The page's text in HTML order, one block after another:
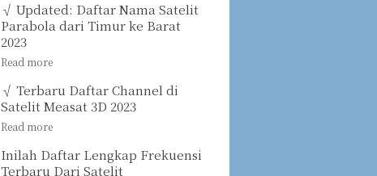
√ Updated: Daftar Nama Satelit
Parabola dari Timur ke Barat
2023
√ Terbaru Daftar Channel di
Satelit Measat 3D 2023
Inilah Daftar Lengkap Frekuensi
Terbaru Dari Satelit